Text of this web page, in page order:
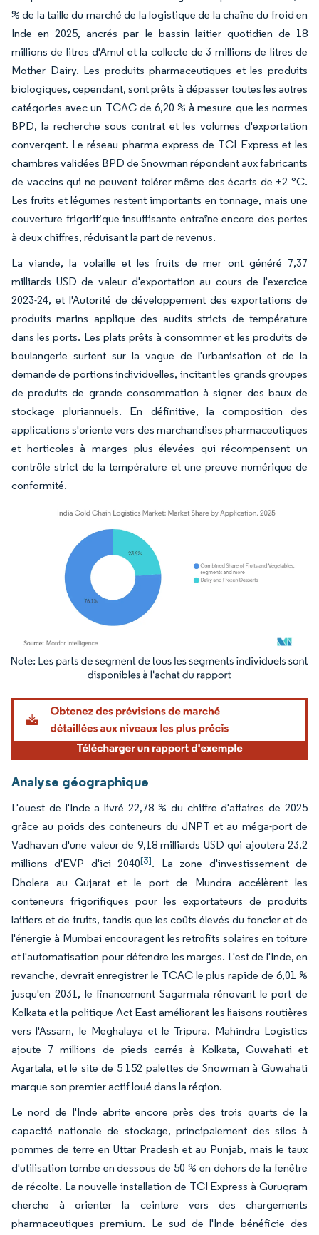
% de la taille du marché de la logistique de la chaîne du froid en
Inde en 2025, ancrés par le bassin laitier quotidien de 18
millions de litres d'Amul et la collecte de 3 millions de litres de
Mother Dairy. Les produits pharmaceutiques et les produits
biologiques, cependant, sont prêts à dépasser toutes les autres
catégories avec un TCAC de 6,20 % à mesure que les normes
BPD, la recherche sous contrat et les volumes d'exportation
convergent. Le réseau pharma express de TCI Express et les
chambres validées BPD de Snowman répondent aux fabricants
de vaccins qui ne peuvent tolérer même des écarts de ±2 °C.
Les fruits et légumes restent importants en tonnage, mais une
couverture frigorifique insuffisante entraîne encore des pertes
à deux chiffres, réduisant la part de revenus.
La viande, la volaille et les fruits de mer ont généré 7,37
milliards USD de valeur d'exportation au cours de l'exercice
2023-24, et l'Autorité de développement des exportations de
produits marins applique des audits stricts de température
dans les ports. Les plats prêts à consommer et les produits de
boulangerie surfent sur la vague de l'urbanisation et de la
demande de portions individuelles, incitant les grands groupes
de produits de grande consommation à signer des baux de
stockage pluriannuels. En définitive, la composition des
applications s'oriente vers des marchandises pharmaceutiques
et horticoles à marges plus élevées qui récompensent un
contrôle strict de la température et une preuve numérique de
conformité.
Image © Mordor Intelligence. La réutilisation nécessite une attribution sous CC BY
Analyse géographique
L'ouest de l'Inde a livré 22,78 % du chiffre d'affaires de 2025
grâce au poids des conteneurs du JNPT et au méga-port de
Vadhavan d'une valeur de 9,18 milliards USD qui ajoutera 23,2
millions d'EVP d'ici 2040[3]. La zone d'investissement de
Dholera au Gujarat et le port de Mundra accélèrent les
conteneurs frigorifiques pour les exportateurs de produits
laitiers et de fruits, tandis que les coûts élevés du foncier et de
l'énergie à Mumbai encouragent les retrofits solaires en toiture
et l'automatisation pour défendre les marges. L'est de l'Inde, en
revanche, devrait enregistrer le TCAC le plus rapide de 6,01 %
jusqu'en 2031, le financement Sagarmala rénovant le port de
Kolkata et la politique Act East améliorant les liaisons routières
vers l'Assam, le Meghalaya et le Tripura. Mahindra Logistics
ajoute 7 millions de pieds carrés à Kolkata, Guwahati et
Agartala, et le site de 5 152 palettes de Snowman à Guwahati
marque son premier actif loué dans la région.
Le nord de l'Inde abrite encore près des trois quarts de la
capacité nationale de stockage, principalement des silos à
pommes de terre en Uttar Pradesh et au Punjab, mais le taux
d'utilisation tombe en dessous de 50 % en dehors de la fenêtre
de récolte. La nouvelle installation de TCI Express à Gurugram
cherche à orienter la ceinture vers des chargements
pharmaceutiques premium. Le sud de l'Inde bénéficie des